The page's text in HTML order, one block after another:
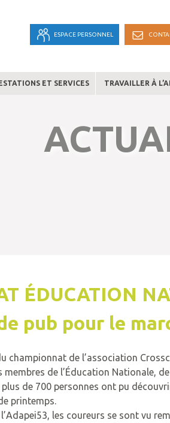
ESPACE PERSONNEL
ET SERVICES TRAVAILLER À
ÉDUCATION
pub pour le
championnat de l’association
de l’Éducation Nationale,
de 700 personnes ont pu
printemps.
les coureurs se sont vu